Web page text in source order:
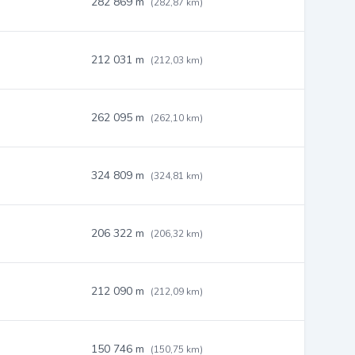
212 031 m (212,03 km)
262 095 m (262,10 km)
324 809 m (324,81 km)
206 322 m (206,32 km)
212 090 m (212,09 km)
150 746 m (150,75 km)